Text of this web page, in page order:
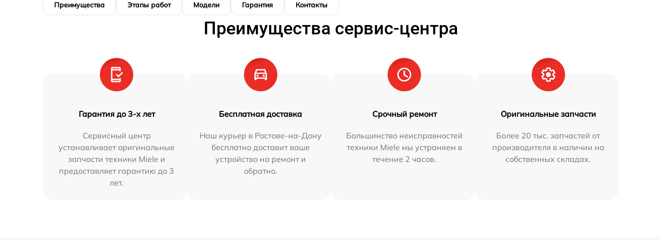
Преимущества Этапы работ Модели Гарантия Контакты
Преимущества сервис-центра
Гарантия до 3-х лет
Сервисный центр
устанавливает оригинальные
запчасти техники Miele и
предоставляет гарантию до 3
лет.
Бесплатная доставка
Наш курьер в Ростове-на-Дону
бесплатно доставит ваше
устройство на ремонт и
обратно.
Срочный ремонт
Большинство неисправностей
техники Miele мы устраняем в
течение 2 часов.
Оригинальные запчасти
Более 20 тыс. запчастей от
производителя в наличии на
собственных складах.